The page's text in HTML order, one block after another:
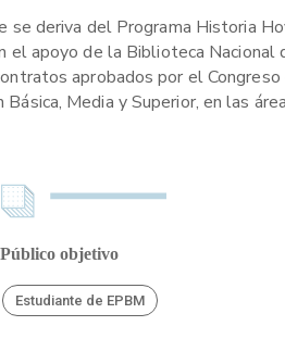
se deriva del Programa Historia
el apoyo de la Biblioteca Nacional
aprobados por el
Media y Superior, en las
Público objetivo
Estudiante de EPBM